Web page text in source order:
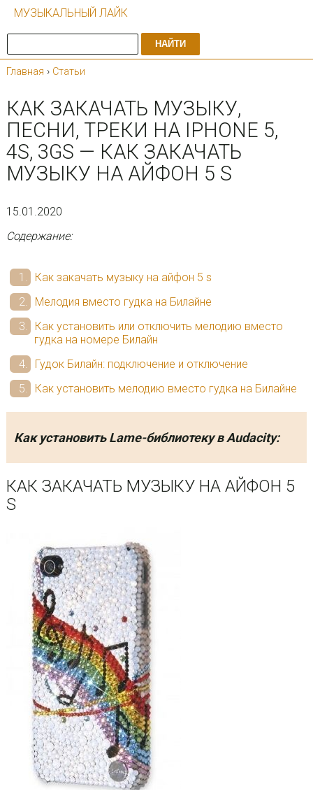
МУЗЫКАЛЬНЫЙ ЛАЙК
НАЙТИ
Главная › Статьи
КАК ЗАКАЧАТЬ МУЗЫКУ,
ПЕСНИ, ТРЕКИ НА IPHONE 5,
4S, 3GS — КАК ЗАКАЧАТЬ
МУЗЫКУ НА АЙФОН 5 S
15.01.2020
Содержание:
Как закачать музыку на айфон 5 s
Мелодия вместо гудка на Билайне
Как установить или отключить мелодию вместо
гудка на номере Билайн
Гудок Билайн: подключение и отключение
Как установить мелодию вместо гудка на Билайне
Как установить Lame-библиотеку в Audacity:
КАК ЗАКАЧАТЬ МУЗЫКУ НА АЙФОН 5
S